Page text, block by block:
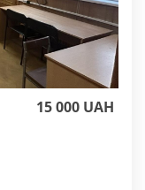
15 000 UAH